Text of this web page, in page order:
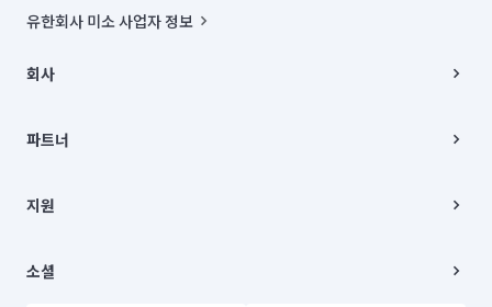
유한회사 미소 사업자 정보
00019 |
주소 | 본사: 서울특별시 종로구 율곡로 6(중학동, 트윈트리빌딩) B동 5층
컨택센터 : 서울특별시 종로구 수송동 율곡로 24, 7층, 8층 미소
상품, 상품정보, 거래에 관한 의무와 책임은 거래당사자에게 있습니다.
언론 보도 관련 문의:
© 유한회사 미소. Miso, Inc. All Rights Reserved.
회사
채용
파트너
이사
지원
이용약관
소셜